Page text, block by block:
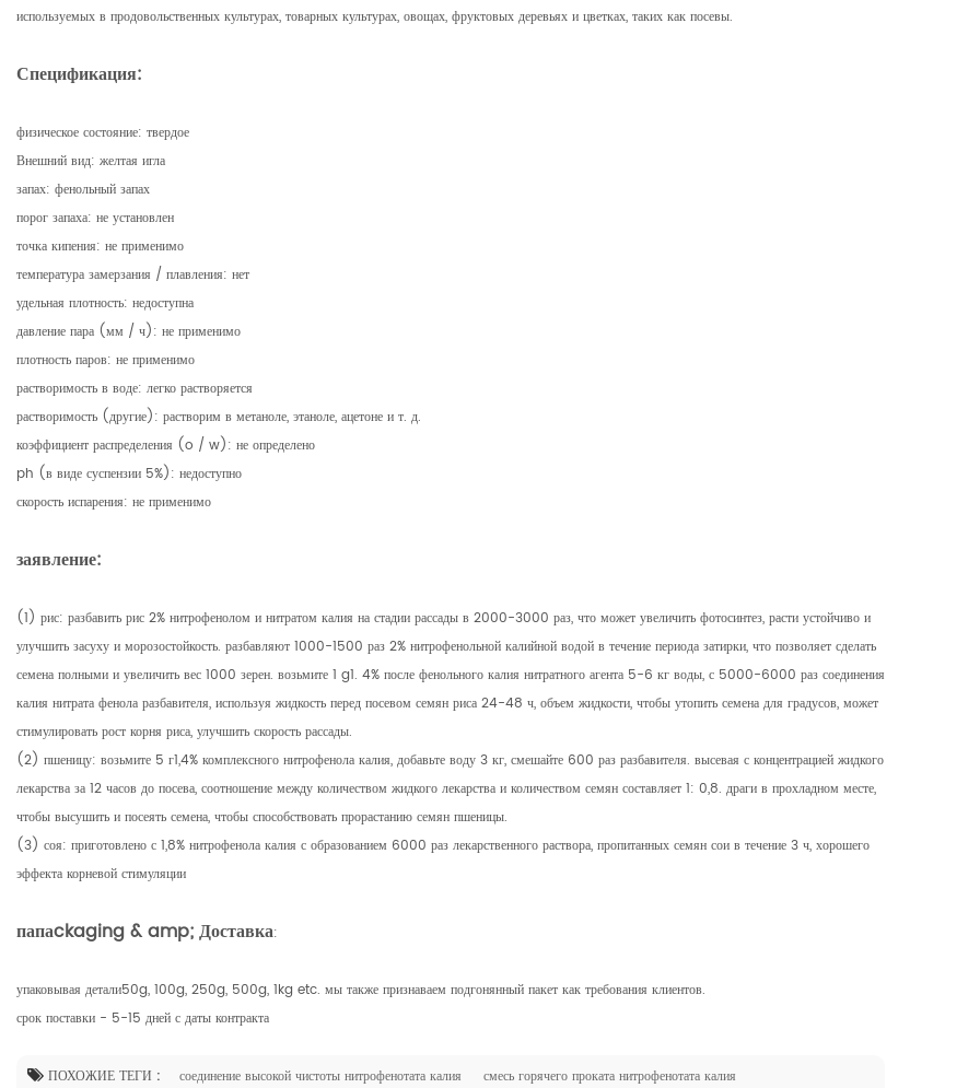
используемых в продовольственных культурах, товарных культурах, овощах, фруктовых деревьях и цветках, таких как посевы.
Спецификация:
физическое состояние: твердое
Внешний вид: желтая игла
запах: фенольный запах
порог запаха: не установлен
точка кипения: не применимо
температура замерзания / плавления: нет
удельная плотность: недоступна
давление пара (мм / ч): не применимо
плотность паров: не применимо
растворимость в воде: легко растворяется
растворимость (другие): растворим в метаноле, этаноле, ацетоне и т. д.
коэффициент распределения (o / w): не определено
ph (в виде суспензии 5%): недоступно
скорость испарения: не применимо
заявление:
(1) рис: разбавить рис 2% нитрофенолом и нитратом калия на стадии рассады в 2000-3000 раз, что может увеличить фотосинтез, расти устойчиво и
улучшить засуху и морозостойкость. разбавляют 1000-1500 раз 2% нитрофенольной калийной водой в течение периода затирки, что позволяет сделать
семена полными и увеличить вес 1000 зерен. возьмите 1 g1. 4% после фенольного калия нитратного агента 5-6 кг воды, с 5000-6000 раз соединения
калия нитрата фенола разбавителя, используя жидкость перед посевом семян риса 24-48 ч, объем жидкости, чтобы утопить семена для градусов, может
стимулировать рост корня риса, улучшить скорость рассады.
(2) пшеницу: возьмите 5 г1,4% комплексного нитрофенола калия, добавьте воду 3 кг, смешайте 600 раз разбавителя. высевая с концентрацией жидкого
лекарства за 12 часов до посева, соотношение между количеством жидкого лекарства и количеством семян составляет 1: 0,8. драги в прохладном месте,
чтобы высушить и посеять семена, чтобы способствовать прорастанию семян пшеницы.
(3) соя: приготовлено с 1,8% нитрофенола калия с образованием 6000 раз лекарственного раствора, пропитанных семян сои в течение 3 ч, хорошего
эффекта корневой стимуляции
папаckaging & amp; Доставка:
упаковывая детали50g, 100g, 250g, 500g, 1kg etc. мы также признаваем подгонянный пакет как требования клиентов.
срок поставки - 5-15 дней с даты контракта
ПОХОЖИЕ ТЕГИ : соединение высокой чистоты нитрофенотата калия
смесь горячего проката нитрофенотата калия